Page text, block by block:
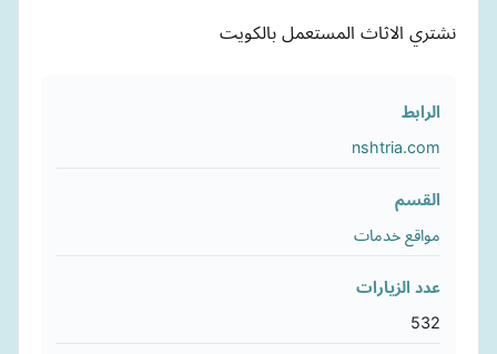
نشتري الاثاث المستعمل بالكويت
الرابط
nshtria.com
القسم
مواقع خدمات
عدد الزيارات
532